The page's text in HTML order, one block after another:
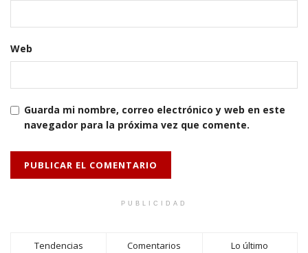
Web
Guarda mi nombre, correo electrónico y web en este
navegador para la próxima vez que comente.
PUBLICIDAD
Tendencias Comentarios Lo último